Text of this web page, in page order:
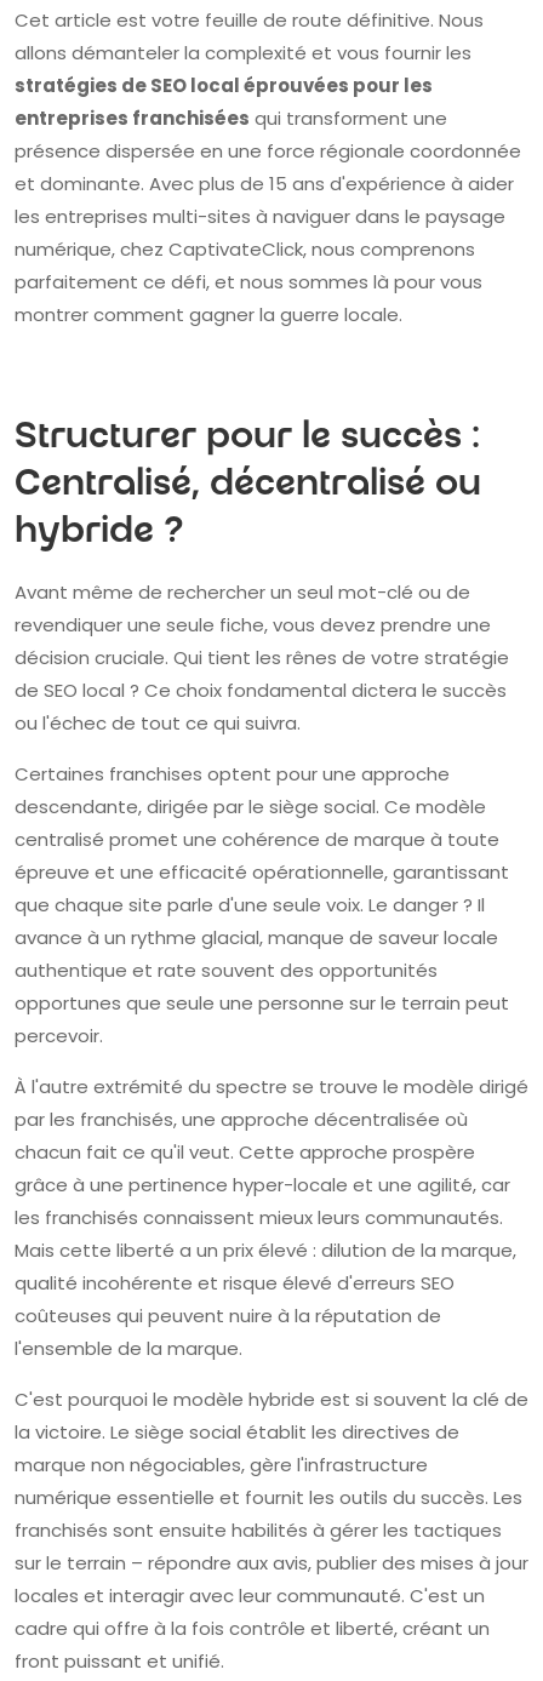
Cet article est votre feuille de route définitive. Nous
allons démanteler la complexité et vous fournir les
stratégies de SEO local éprouvées pour les
entreprises franchisées qui transforment une
présence dispersée en une force régionale coordonnée
et dominante. Avec plus de 15 ans d'expérience à aider
les entreprises multi-sites à naviguer dans le paysage
numérique, chez CaptivateClick, nous comprenons
parfaitement ce défi, et nous sommes là pour vous
montrer comment gagner la guerre locale.
Structurer pour le succès :
Centralisé, décentralisé ou
hybride ?
Avant même de rechercher un seul mot-clé ou de
revendiquer une seule fiche, vous devez prendre une
décision cruciale. Qui tient les rênes de votre stratégie
de SEO local ? Ce choix fondamental dictera le succès
ou l'échec de tout ce qui suivra.
Certaines franchises optent pour une approche
descendante, dirigée par le siège social. Ce modèle
centralisé promet une cohérence de marque à toute
épreuve et une efficacité opérationnelle, garantissant
que chaque site parle d'une seule voix. Le danger ? Il
avance à un rythme glacial, manque de saveur locale
authentique et rate souvent des opportunités
opportunes que seule une personne sur le terrain peut
percevoir.
À l'autre extrémité du spectre se trouve le modèle dirigé
par les franchisés, une approche décentralisée où
chacun fait ce qu'il veut. Cette approche prospère
grâce à une pertinence hyper-locale et une agilité, car
les franchisés connaissent mieux leurs communautés.
Mais cette liberté a un prix élevé : dilution de la marque,
qualité incohérente et risque élevé d'erreurs SEO
coûteuses qui peuvent nuire à la réputation de
l'ensemble de la marque.
C'est pourquoi le modèle hybride est si souvent la clé de
la victoire. Le siège social établit les directives de
marque non négociables, gère l'infrastructure
numérique essentielle et fournit les outils du succès. Les
franchisés sont ensuite habilités à gérer les tactiques
sur le terrain – répondre aux avis, publier des mises à jour
locales et interagir avec leur communauté. C'est un
cadre qui offre à la fois contrôle et liberté, créant un
front puissant et unifié.